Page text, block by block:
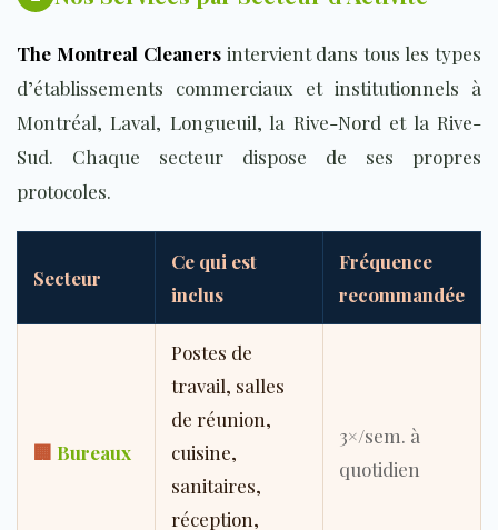
The Montreal Cleanersintervient dans tous les types
d’établissements commerciaux et institutionnels à
Montréal, Laval, Longueuil, la Rive-Nord et la Rive-
Sud. Chaque secteur dispose de ses propres
protocoles.
Secteur
Ce qui est
inclus
Fréquence
recommandée
🏢 Bureaux
Postes de
travail, salles
de réunion,
cuisine,
sanitaires,
réception,
3×/sem. à
quotidien